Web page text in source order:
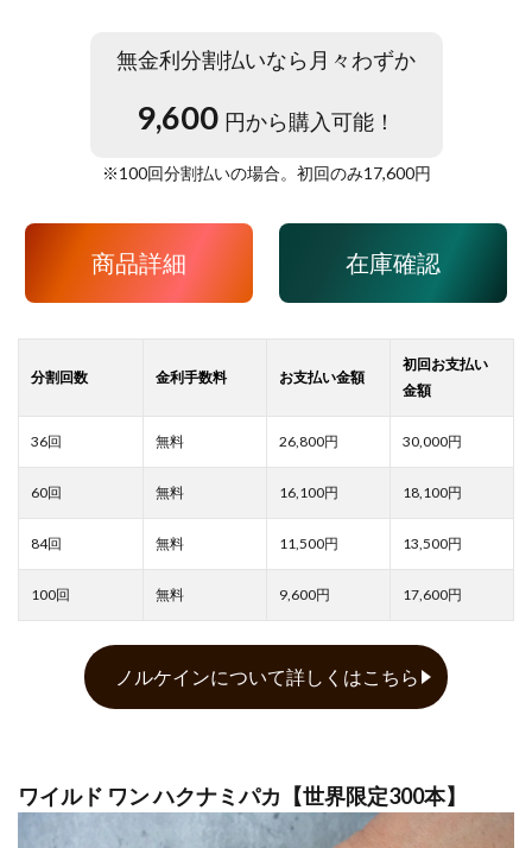
無金利分割払いなら月々わずか
9,600 円から購入可能！
※100回分割払いの場合。初回のみ17,600円
商品詳細 在庫確認
26,800 30,000
16,100 18,100
11,500 13,500
9,600 17,600
ノルケインについて詳しくはこちら
ワイルド ワン ハクナミパカ【世界限定300本】